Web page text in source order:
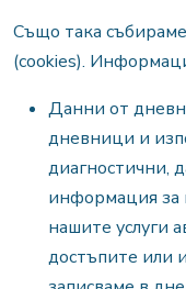
Също така
(cookies).
Данни от
дневници и
диагностични,
информация за
нашите услуги
достъпите или